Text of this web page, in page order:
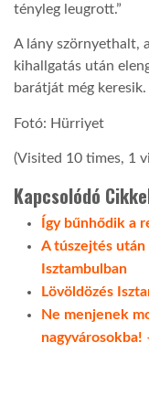
tényleg leugrott.”
A lány szörnyethalt,
kihallgatás után
barátját még keresik.
Fotó: Hürriyet
(Visited 10 times, 1
Kapcsolódó
Így bűnhődik a
A túszejtés után
Isztambulban
Lövöldözés
Ne menjenek
nagyvárosokba!